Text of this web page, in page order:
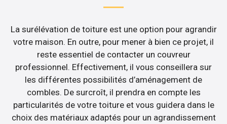
La surélévation de toiture est une option pour agrandir
votre maison. En outre, pour mener à bien ce projet, il
reste essentiel de contacter un couvreur
professionnel. Effectivement, il vous conseillera sur
les différentes possibilités d’aménagement de
combles. De surcroît, il prendra en compte les
particularités de votre toiture et vous guidera dans le
choix des matériaux adaptés pour un agrandissement